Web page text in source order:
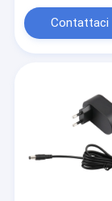
Contattaci